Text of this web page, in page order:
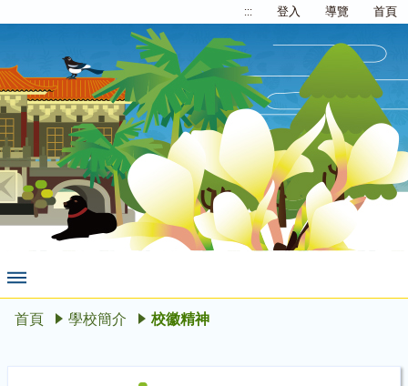
::: 登入 導覽 首頁
首頁 學校簡介 校徽精神